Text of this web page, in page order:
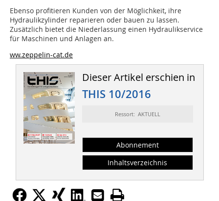
Ebenso profitieren Kunden von der Möglichkeit, ihre
Hydraulikzylinder reparieren oder bauen zu lassen.
Zusätzlich bietet die Niederlassung einen Hydraulikservice
für Maschinen und Anlagen an.
ww.zeppelin-cat.de
Dieser Artikel erschien in
THIS 10/2016
Ressort: AKTUELL
Abonnement
Inhaltsverzeichnis